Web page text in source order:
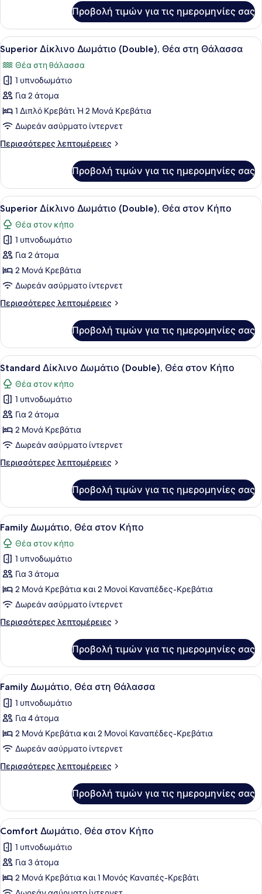
Θέα
στη
Θάλασσα
Δίκλινο
Δωμάτιο
(Double),
Θέα
στη
Θάλασσα
Προβολή τιμών για τις ημερομηνίες σας
Προβολή
όλων
των
φωτογραφιών
για
Superior
Δίκλινο
Δωμάτιο
(Double),
Θάλασσα
Χώρος εργασίας για λάπτοπ,
5
Superior Δίκλινο Δωμάτιο (Double), Θέα στη Θάλασσα
Θέα στη θάλασσα
1 υπνοδωμάτιο
Για 2 άτομα
1 Διπλό Κρεβάτι Ή 2 Μονά Κρεβάτια
Δωρεάν ασύρματο ίντερνετ
Περισσότερες λεπτομέρειες
Περισσότερες
Δίκλινο
Δωμάτιο
(Double),
Θέα
στη
Θάλασσα
Προβολή τιμών για τις ημερομηνίες σας
Προβολή
όλων
των
φωτογραφιών
για
Superior
Δίκλινο
Δωμάτιο
(Double),
Κήπο
Χώρος εργασίας για λάπτοπ,
4
Superior Δίκλινο Δωμάτιο (Double), Θέα στον Κήπο
Θέα στον κήπο
1 υπνοδωμάτιο
Για 2 άτομα
2 Μονά Κρεβάτια
Δωρεάν ασύρματο ίντερνετ
Περισσότερες λεπτομέρειες
Περισσότερες
Δίκλινο
Δωμάτιο
(Double),
Θέα
στον
Κήπο
Προβολή τιμών για τις ημερομηνίες σας
Προβολή
όλων
των
φωτογραφιών
για
Standard
Δίκλινο
Δωμάτιο
(Double),
Κήπο
Ένα δωμάτιο με έναν κίτρινο
4
Standard Δίκλινο Δωμάτιο (Double), Θέα στον Κήπο
Θέα στον κήπο
1 υπνοδωμάτιο
Για 2 άτομα
2 Μονά Κρεβάτια
Δωρεάν ασύρματο ίντερνετ
Περισσότερες λεπτομέρειες
Περισσότερες
Δίκλινο
Δωμάτιο
(Double),
Θέα
στον
Κήπο
Προβολή τιμών για τις ημερομηνίες σας
Προβολή
όλων
των
φωτογραφιών
για
Family
Δωμάτιο,
Θέα
στον
Χώρος εργασίας για λάπτοπ,
6
Family Δωμάτιο, Θέα στον Κήπο
Θέα στον κήπο
1 υπνοδωμάτιο
Για 3 άτομα
2 Μονά Κρεβάτια και 2 Μονοί Καναπέδες-Κρεβάτια
Δωρεάν ασύρματο ίντερνετ
Περισσότερες λεπτομέρειες
Περισσότερες
Δωμάτιο,
Θέα
στον
Προβολή τιμών για τις ημερομηνίες σας
Προβολή
όλων
των
φωτογραφιών
για
Family
Δωμάτιο,
Θέα
Θάλασσα
Χώρος εργασίας για λάπτοπ,
7
Family Δωμάτιο, Θέα στη Θάλασσα
1 υπνοδωμάτιο
Για 4 άτομα
2 Μονά Κρεβάτια και 2 Μονοί Καναπέδες-Κρεβάτια
Δωρεάν ασύρματο ίντερνετ
Περισσότερες λεπτομέρειες
Περισσότερες
Δωμάτιο,
Θέα
στη
Προβολή τιμών για τις ημερομηνίες σας
Προβολή
όλων
των
φωτογραφιών
για
Ένα δωμάτιο ξενοδοχείου με ένα
1
Comfort Δωμάτιο, Θέα στον Κήπο
1 υπνοδωμάτιο
Για 3 άτομα
2 Μονά Κρεβάτια και 1 Μονός Καναπές-Κρεβάτι